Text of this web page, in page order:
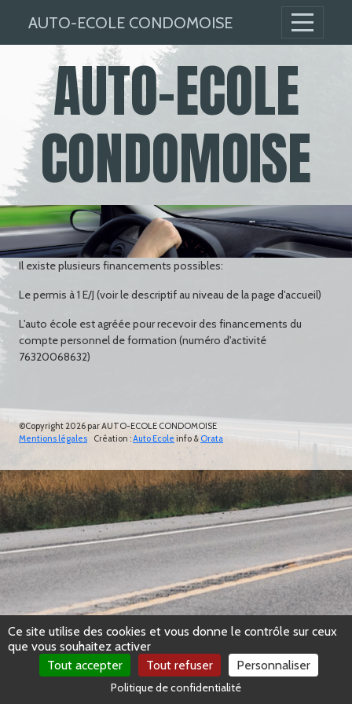
Ce site utilise des cookies et vous donne le contrôle sur ceux
que vous souhaitez activer
Tout accepter
Tout refuser Personnaliser
Politique de confidentialité
AUTO-ECOLE CONDOMOISE
AUTO-ECOLE
CONDOMOISE
Auto - école
Il existe plusieurs financements possibles:
Le permis à 1 E/J (voir le descriptif au niveau de la page d'accueil)
L'auto école est agréée pour recevoir des financements du
compte personnel de formation (numéro d'activité
76320068632)
©Copyright 2026 par AUTO-ECOLE CONDOMOISE
Mentions légales
Création :Auto Ecole info & Orata